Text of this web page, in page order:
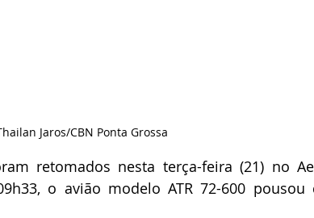
Jaros/CBN Ponta Grossa
retomados nesta terça-feira (21) no
o avião modelo ATR 72-600 pousou